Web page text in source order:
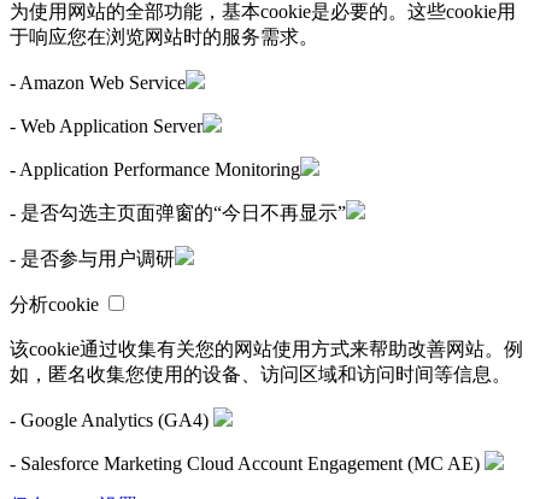
为使用网站的全部功能，基本cookie是必要的。这些cookie用
于响应您在浏览网站时的服务需求。
- Amazon Web Service
- Web Application Server
- Application Performance Monitoring
- 是否勾选主页面弹窗的“今日不再显示”
- 是否参与用户调研
分析cookie
该cookie通过收集有关您的网站使用方式来帮助改善网站。例
如，匿名收集您使用的设备、访问区域和访问时间等信息。
- Google Analytics (GA4)
- Salesforce Marketing Cloud Account Engagement (MC AE)